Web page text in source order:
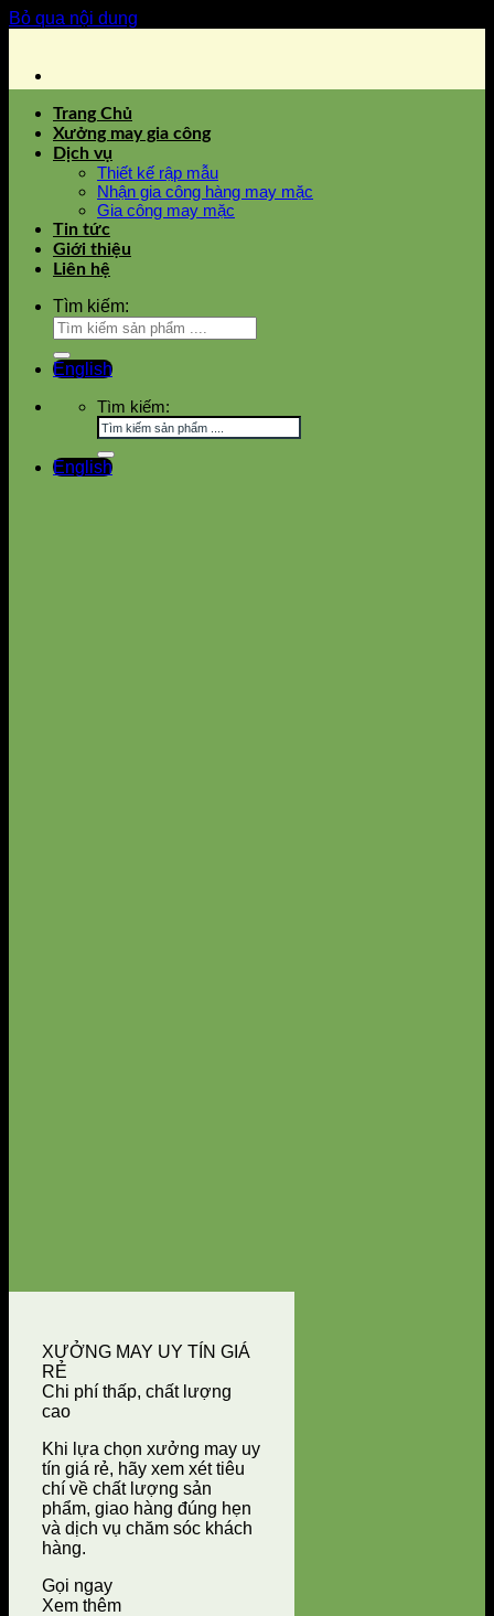
Bỏ qua nội dung
Trang Chủ
Xưởng may gia công
Dịch vụ
Thiết kế rập mẫu
Nhận gia công hàng may mặc
Gia công may mặc
Tin tức
Giới thiệu
Liên hệ
Tìm kiếm:
English
Tìm kiếm:
English
XƯỞNG MAY UY TÍN GIÁ
RẺ
Chi phí thấp, chất lượng
cao
Khi lựa chọn xưởng may uy
tín giá rẻ, hãy xem xét tiêu
chí về chất lượng sản
phẩm, giao hàng đúng hẹn
và dịch vụ chăm sóc khách
hàng.
Gọi ngay
Xem thêm